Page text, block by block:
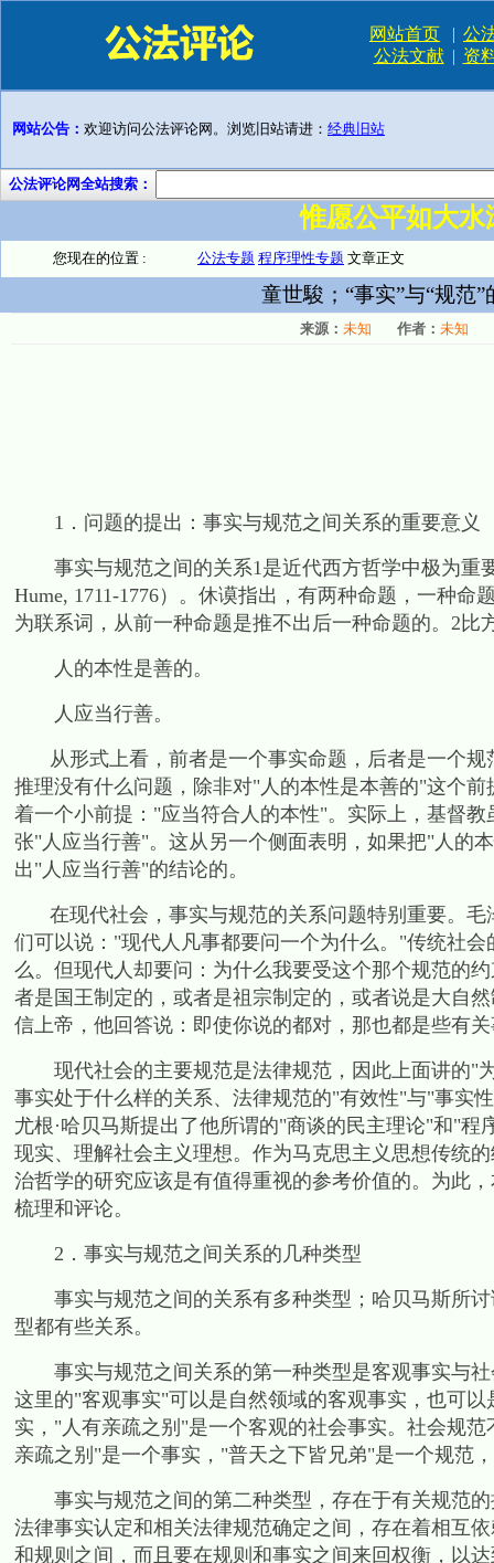
网站首页 | 公
公法文献 | 资
网站公告： 欢迎访问公法评论网。浏览旧站请进： 经典旧站
公法评论网全站搜索：
惟愿公平如大
您现在的位置 : 公法专题 程序理性专题 文章正文
童世駿；“事实”与“规范
来源： 未知 作者： 未知
1 ．问题的提出：事实与规范之间关系的重要意义
事实与规范之间的关系1是近代西方哲学中极为重
Hume, 1711-1776）。休谟指出，有两种命题，一种命
为联系词，从前一种命题是推不出后一种命题的。 2 比
人的本性是善的。
人应当行善。
从形式上看，前者是一个事实命题，后者是一个
推理没有什么问题，除非对"人的本性是本善的"这个前
着一个小前提： "应当符合人的本性"。实际上，基督教
张"人应当行善"。这从另一个侧面表明，如果把"人的
出"人应当行善"的结论的。
在现代社会，事实与规范的关系问题特别重要。毛
们可以说： "现代人凡事都要问一个为什么。 "传统社会
么。但现代人却要问：为什么我要受这个那个规范的
者是国王制定的，或者是祖宗制定的，或者说是大自
信上帝，他回答说：即使你说的都对，那也都是些有
现代社会的主要规范是法律规范，因此上面讲的"
事实处于什么样的关系、法律规范的"有效性"与"事实性
尤根·哈贝马斯提出了他所谓的"商谈的民主理论"和"程
现实、理解社会主义理想。作为马克思主义思想传统
治哲学的研究应该是有值得重视的参考价值的。为此
梳理和评论。
2 ．事实与规范之间关系的几种类型
事实与规范之间的关系有多种类型；哈贝马斯所讨
型都有些关系。
事实与规范之间关系的第一种类型是客观事实与社
这里的"客观事实"可以是自然领域的客观事实，也可
实， "人有亲疏之别 "是一个客观的社会事实。社会规
亲疏之别 "是一个事实， "普天之下皆兄弟"是一个规范
事实与规范之间的第二种类型，存在于有关规范的
法律事实认定和相关法律规范确定之间，存在着相互
和规则之间，而且要在规则和事实之间来回权衡，以